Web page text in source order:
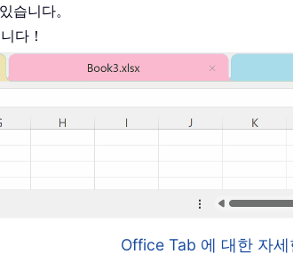
습니다。
다！
Office Tab 에 대한 자세